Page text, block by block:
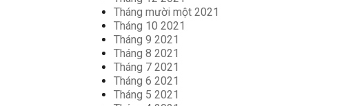
Tháng mười một 2021
Tháng 10 2021
Tháng 9 2021
Tháng 8 2021
Tháng 7 2021
Tháng 6 2021
Tháng 5 2021